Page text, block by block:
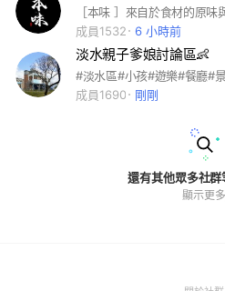
成員1532
6 小時前
淡水親子爹娘討論區👶
#淡水區#小孩#遊樂#餐廳#
成員1690
剛剛
還有其他眾多社
顯示更多